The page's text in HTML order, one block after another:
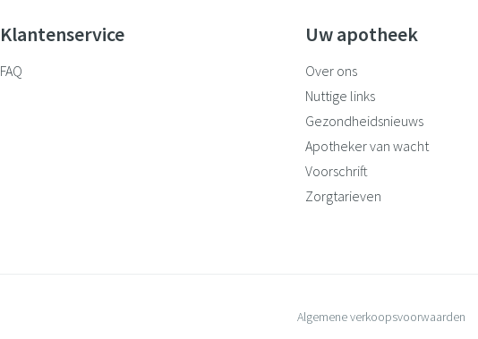
Klantenservice
FAQ
Uw apotheek
Over ons
Nuttige links
Gezondheidsnieuws
Apotheker van wacht
Voorschrift
Zorgtarieven
Algemene verkoopsvoorwaarden